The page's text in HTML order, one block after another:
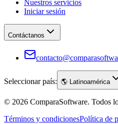
Nuestros servicios
Iniciar sesión
Contáctanos
Seleccionar país: 🌎 Latinoamérica
© 2026 ComparaSoftware. Todos
Términos y condicionesPolítica de